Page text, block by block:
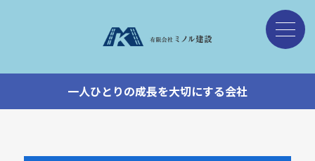
一人ひとりの成長を大切にする会社